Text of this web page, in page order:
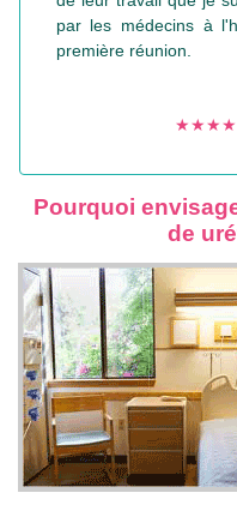
par les médecins à
première réunion.
★★★★★
Pourquoi
de